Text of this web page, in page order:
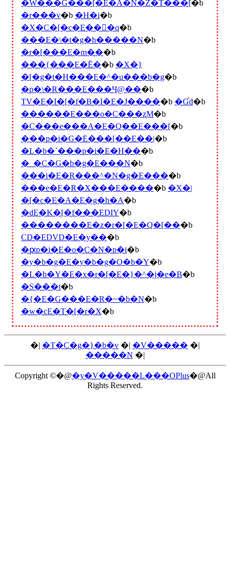
�W���G���[�E�A�N�Z�T���[�b
�r���v�b �H�i�b
�X�C�[�c�E���َq�b
���E�\�t�g�h�����N�b
�r�[���E�m���b
���{���E�Ē��b �X�}
�[�g�t�H���E�^�u���b�g�b
�p�\�R���E���Ӌ@���b
TV�E�I�[�f�B�I�E�J�����b �Ɠd�b
������E���o�C���ʐM�b
�C���e���A�E�Q��E���[�b
���p�i�G�݁E���[��E��|�b
�L�b�`���p�i�E�H���b
�_�C�G�b�g�E���N�b
���i�E�R���^�N�g�E����b
���e�E�R�X���E�����b �X�|
�[�c�E�A�E�g�h�A�b
�ԁE�K�[�f���EDIY�b
��������E�z�r�[�E�Q�[���b
CD�EDVD�E�y���b
�ԗp�i�E�o�C�N�p�i�b
�y�b�g�E�y�b�g�O�b�Y�b
�L�b�Y�E�x�r�[�E�}�^�j�e�B�b
�S���t�b
�{�E�G���E�R�~�b�N�b
�w�сE�T�[�r�X�b
�| �T�C�g�}�b�v �| �V����� �|
�����N �|
Copyright ©�@�y�V�����L���OPlus�@All
Rights Reserved.